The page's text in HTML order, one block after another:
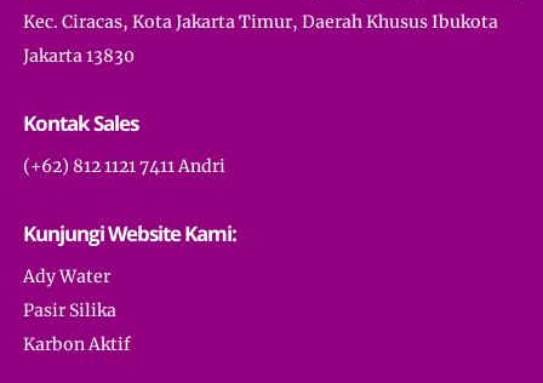
Kec. Ciracas, Kota Jakarta Timur, Daerah Khusus Ibukota
Jakarta 13830
Kontak Sales
(+62) 812 1121 7411 Andri
Kunjungi Website Kami:
Ady Water
Pasir Silika
Karbon Aktif